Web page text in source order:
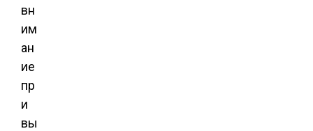
вн
им
ан
ие
пр
и
вы